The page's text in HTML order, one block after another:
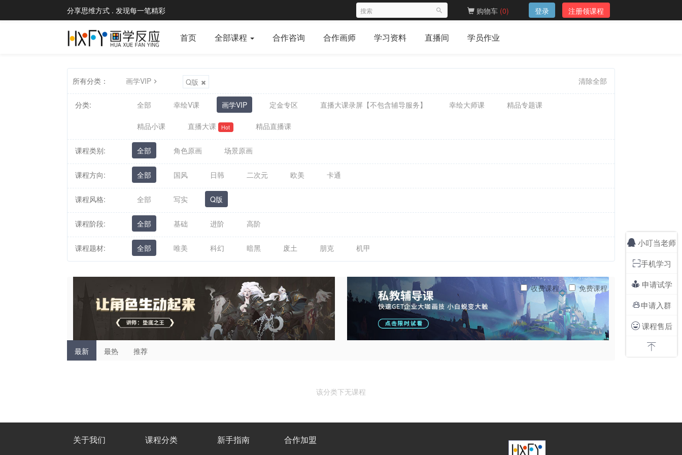
分享思维方式 . 发现每一笔精彩 购物车 (0) 登录 注册领课程
首页 全部课程 合作咨询 合作画师 学习资料 直播间 学员作业
所有分类： 画学VIP Q版 清除全部
分类: 全部 幸绘V课 画学VIP 定金专区 直播大课录屏【不包含辅导服务】 幸绘大师课 精品专题课
精品小课 直播大课 Hot 精品直播课
课程类别: 全部 角色原画 场景原画
课程方向: 全部 国风 日韩 二次元 欧美 卡通
课程风格: 全部 写实 Q版
课程阶段: 全部 基础 进阶 高阶
课程题材: 全部 唯美 科幻 暗黑 废土 朋克 机甲
最新 最热 推荐
收费课程 免费课程
该分类下无课程
关于我们 课程分类 新手指南 合作加盟
 小叮当老师
手机学习
 申请试学
申请入群
课程售后
